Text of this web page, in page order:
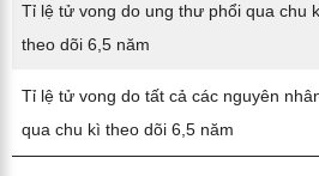
Tỉ lệ tử vong do ung thư phổi qua chu
theo dõi 6,5 năm
Tỉ lệ tử vong do tất cả các nguyên
qua chu kì theo dõi 6,5 năm